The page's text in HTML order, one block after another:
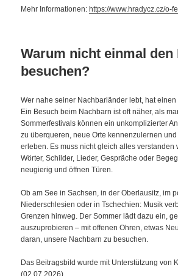
Mehr Informationen: https://www.hradycz.cz/o-
Warum nicht einmal den
besuchen?
Wer nahe seiner Nachbarländer lebt, hat
Ein Besuch beim Nachbarn ist oft näher, als
Sommerfestivals können ein unkomplizierter
zu überqueren, neue Orte kennenzulernen
erleben. Es muss nicht gleich alles verstanden
Wörter, Schilder, Lieder, Gespräche oder
neugierig und öffnen Türen.
Ob am See in Sachsen, in der Oberlausitz, im
Niederschlesien oder in Tschechien: Musik
Grenzen hinweg. Der Sommer lädt dazu ein,
auszuprobieren – mit offenen Ohren, etwas
daran, unsere Nachbarn zu besuchen.
Das Beitragsbild wurde mit Unterstützung von